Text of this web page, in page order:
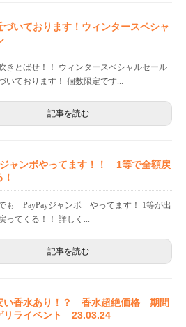
づいております！ウィンタースペシャ
きとばせ！！ ウィンタースペシャルセール
いております！ 個数限定です...
記事を読む
ャンボやってます！！ 1等で全額戻
も PayPayジャンボ やってます！ 1等が出
ってくる！！ 詳しく...
記事を読む
い香水あり！？ 香水超絶価格 期間
ライベント 23.03.24